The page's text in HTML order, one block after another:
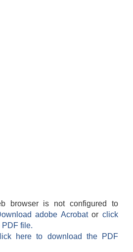
browser is not configured to
adobe Acrobatorclick
PDF file.
here to download the PDF